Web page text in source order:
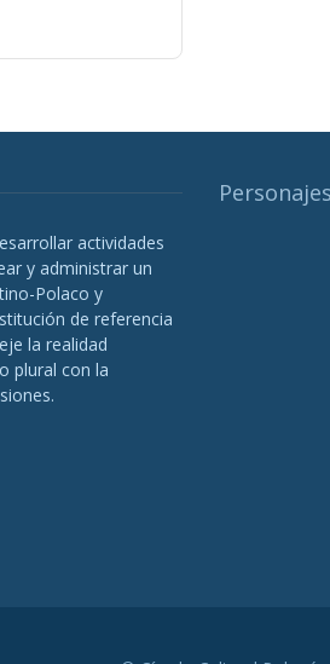
actividades
y administrar un
Polaco y
de referencia
la realidad
plural con la